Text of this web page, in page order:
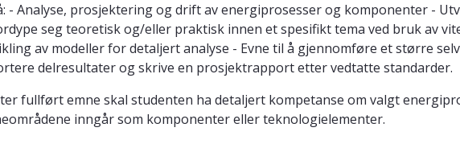
- Analyse, prosjektering og drift av energiprosesser og komponenter -
seg teoretisk og/eller praktisk innen et spesifikt tema ved bruk av
av modeller for detaljert analyse - Evne til å gjennomføre et større
delresultater og skrive en prosjektrapport etter vedtatte standarder.
fullført emne skal studenten ha detaljert kompetanse om valgt
inngår som komponenter eller teknologielementer.